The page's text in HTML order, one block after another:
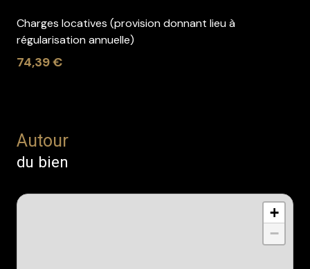
Charges locatives (provision donnant lieu à
régularisation annuelle)
74,39 €
Autour
du bien
+
−